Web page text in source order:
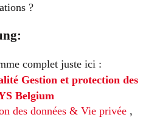
?
complet juste ici :
Gestion et protection des
Belgium
des données & Vie privée ,